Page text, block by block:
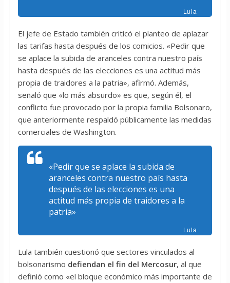
Lula
El jefe de Estado también criticó el planteo de aplazar
las tarifas hasta después de los comicios. «Pedir que
se aplace la subida de aranceles contra nuestro país
hasta después de las elecciones es una actitud más
propia de traidores a la patria», afirmó. Además,
señaló que «lo más absurdo» es que, según él, el
conflicto fue provocado por la propia familia Bolsonaro,
que anteriormente respaldó públicamente las medidas
comerciales de Washington.
«Pedir que se aplace la subida de
aranceles contra nuestro país hasta
después de las elecciones es una
actitud más propia de traidores a la
patria»
Lula
Lula también cuestionó que sectores vinculados al
bolsonarismo defiendan el fin del Mercosur, al que
definió como «el bloque económico más importante de